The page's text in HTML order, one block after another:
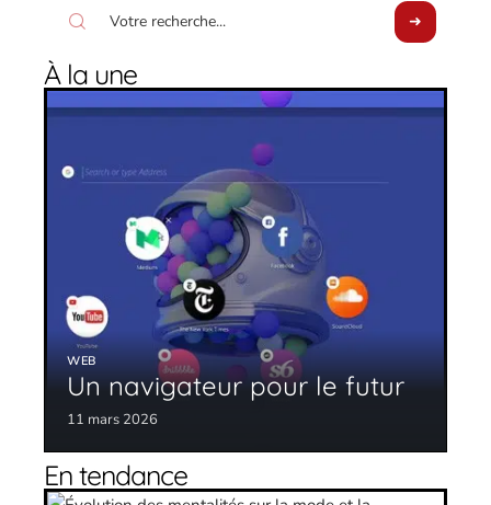
À la une
WEB
Un navigateur pour le futur
11 mars 2026
En tendance